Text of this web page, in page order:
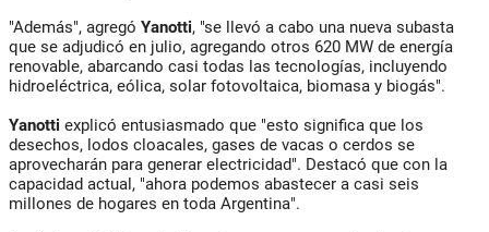
"Además", agregó Yanotti, "se llevó a cabo una nueva subasta
que se adjudicó en julio, agregando otros 620 MW de energía
renovable, abarcando casi todas las tecnologías, incluyendo
hidroeléctrica, eólica, solar fotovoltaica, biomasa y biogás".
Yanotti explicó entusiasmado que "esto significa que los
desechos, lodos cloacales, gases de vacas o cerdos se
aprovecharán para generar electricidad". Destacó que con la
capacidad actual, "ahora podemos abastecer a casi seis
millones de hogares en toda Argentina".